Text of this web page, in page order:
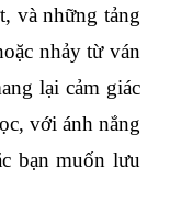
và những tảng
nhảy từ ván
lại cảm giác
với ánh nắng
bạn muốn lưu